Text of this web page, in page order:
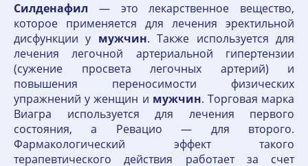
Силденафил — это лекарственное вещество,
которое применяется для лечения эректильной
дисфункции у мужчин. Также используется для
лечения легочной артериальной гипертензии
(сужение просвета легочных артерий) и
повышения переносимости физических
упражнений у женщин и мужчин. Торговая марка
Виагра используется для лечения первого
состояния, а Ревацио — для второго.
Фармакологический эффект такого
терапевтического действия работает за счет